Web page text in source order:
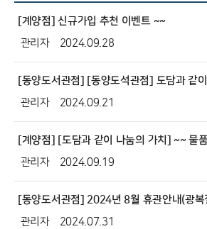
[계양점] 신규가입 추천 이벤트 ~~
관리자 2024.09.28
[동양도서관점] [동양도석관점] 도담과 같
관리자 2024.09.21
[계양점] [도담과 같이 나눔의 가치] ~~ 물
관리자 2024.09.19
[동양도서관점] 2024년 8월 휴관안내(광복
관리자 2024.07.31